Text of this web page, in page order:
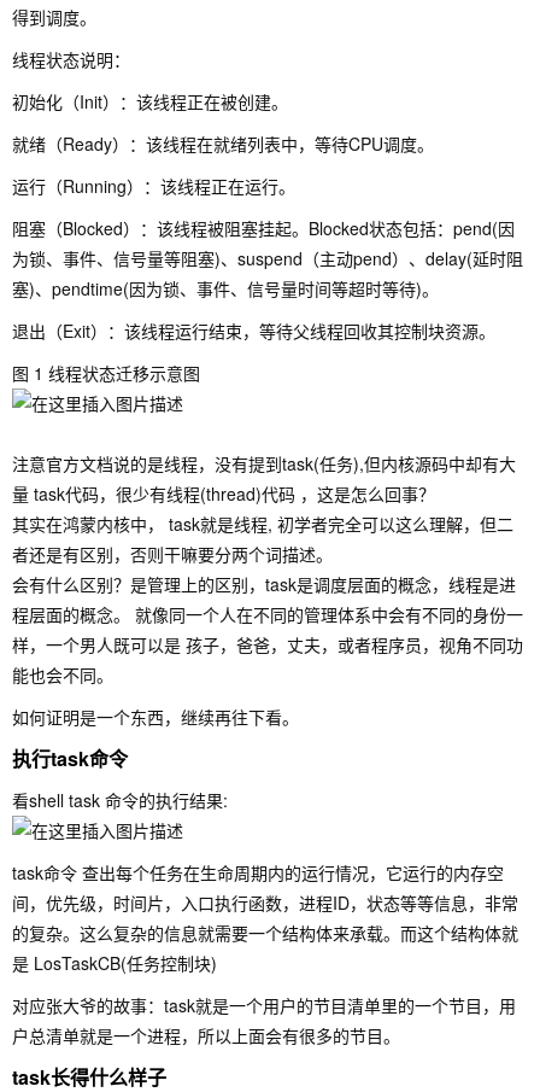
得到调度。
线程状态说明：
初始化（Init）：该线程正在被创建。
就绪（Ready）：该线程在就绪列表中，等待CPU调度。
运行（Running）：该线程正在运行。
阻塞（Blocked）：该线程被阻塞挂起。Blocked状态包括：pend(因
为锁、事件、信号量等阻塞)、suspend（主动pend）、delay(延时阻
塞)、pendtime(因为锁、事件、信号量时间等超时等待)。
退出（Exit）：该线程运行结束，等待父线程回收其控制块资源。
图 1 线程状态迁移示意图
注意官方文档说的是线程，没有提到task(任务),但内核源码中却有大
量 task代码，很少有线程(thread)代码 ，这是怎么回事？
其实在鸿蒙内核中， task就是线程, 初学者完全可以这么理解，但二
者还是有区别，否则干嘛要分两个词描述。
会有什么区别？是管理上的区别，task是调度层面的概念，线程是进
程层面的概念。 就像同一个人在不同的管理体系中会有不同的身份一
样，一个男人既可以是 孩子，爸爸，丈夫，或者程序员，视角不同功
能也会不同。
如何证明是一个东西，继续再往下看。
执行task命令
看shell task 命令的执行结果:
task命令 查出每个任务在生命周期内的运行情况，它运行的内存空
间，优先级，时间片，入口执行函数，进程ID，状态等等信息，非常
的复杂。这么复杂的信息就需要一个结构体来承载。而这个结构体就
是 LosTaskCB(任务控制块)
对应张大爷的故事：task就是一个用户的节目清单里的一个节目，用
户总清单就是一个进程，所以上面会有很多的节目。
task长得什么样子